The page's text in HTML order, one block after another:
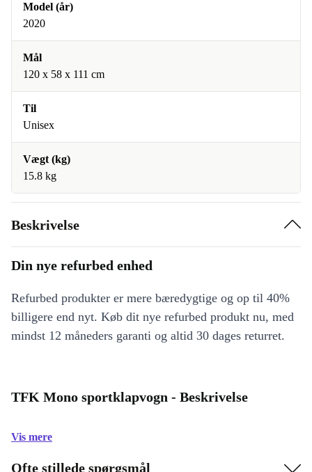
Model (år)
2020
Mål
120 x 58 x 111 cm
Til
Unisex
Vægt (kg)
15.8 kg
Beskrivelse
Din nye refurbed enhed
Refurbed produkter er mere bæredygtige og op til 40%
billigere end nyt. Køb dit nye refurbed produkt nu, med
mindst 12 måneders garanti og altid 30 dages returret.
TFK Mono sportklapvogn - Beskrivelse
Vis mere
Ofte stillede spørgsmål